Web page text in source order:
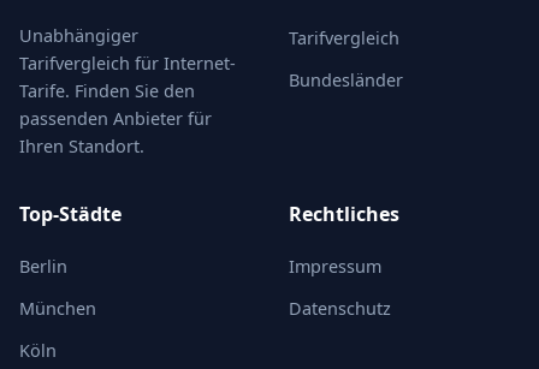
Unabhängiger
Tarifvergleich für Internet-
Tarife. Finden Sie den
passenden Anbieter für
Ihren Standort.
Tarifvergleich
Bundesländer
Top-Städte
Berlin
München
Köln
Rechtliches
Impressum
Datenschutz